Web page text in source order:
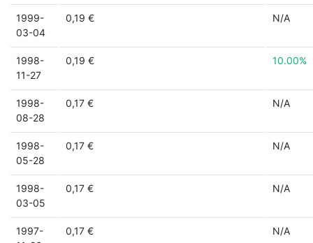
1999-
03-04
0,19 € N/A
1998-
11-27
0,19 € 10.00%
1998-
08-28
0,17 € N/A
1998-
05-28
0,17 € N/A
1998-
03-05
0,17 € N/A
1997-
0,17 € N/A